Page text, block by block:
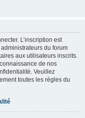
L’inscription est
du forum
aux utilisateurs inscrits.
de nos
Veuillez
toutes les règles du